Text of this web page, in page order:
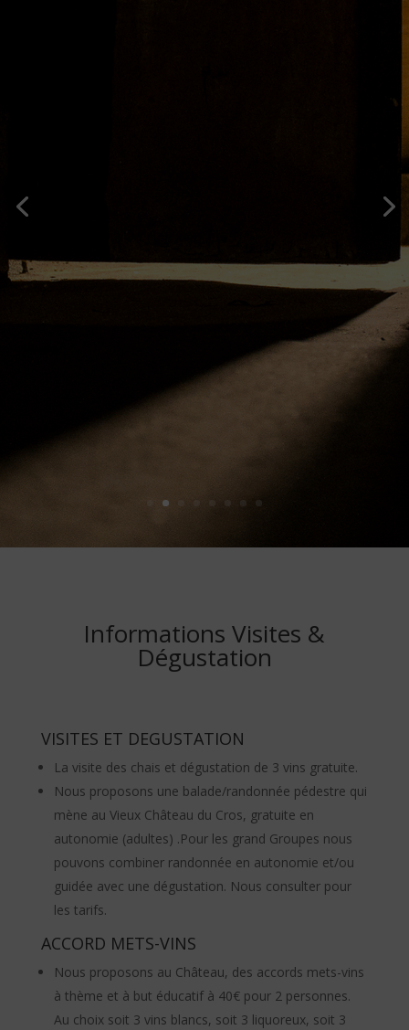
Informations Visites &
Dégustation
VISITES ET DEGUSTATION
La visite des chais et dégustation de 3 vins gratuite.
Nous proposons une balade/randonnée pédestre qui
mène au Vieux Château du Cros, gratuite en
autonomie (adultes) .Pour les grand Groupes nous
pouvons combiner randonnée en autonomie et/ou
guidée avec une dégustation. Nous consulter pour
les tarifs.
ACCORD METS-VINS
Nous proposons au Château, des accords mets-vins
à thème et à but éducatif à 40€ pour 2 personnes.
Au choix soit 3 vins blancs, soit 3 liquoreux, soit 3